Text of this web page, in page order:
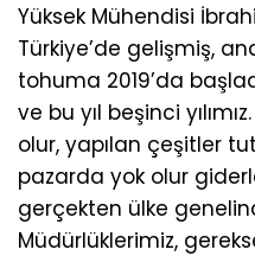
Yüksek Mühendisi
Türkiye’de gelişmiş,
tohuma 2019’da
ve bu yıl beşinci
olur, yapılan çeşitler
pazarda yok olur
gerçekten ülke
Müdürlüklerimiz,